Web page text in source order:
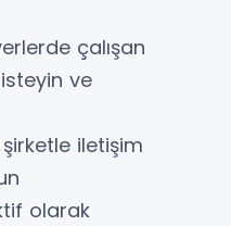
çalışan
ve
iletişim
olarak